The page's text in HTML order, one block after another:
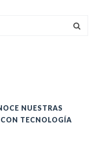
NUESTRAS
TECNOLOGÍA